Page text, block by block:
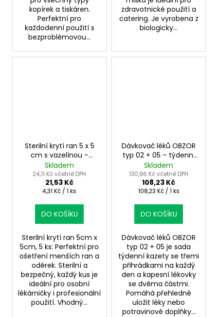
kopírek a tiskáren.
Perfektní pro
každodenní použití s
bezproblémovou...
zdravotnické použití a
catering. Je vyrobena z
biologicky...
Sterilní krytí ran 5 x 5
cm s vazelínou –
šetrné ošetření
Skladem
24,11 Kč včetně DPH
21,53 Kč
Měrná
4,31 Kč / 1 ks
DO KOŠÍKU
Sterilní krytí ran 5cm x
5cm, 5 ks: Perfektní pro
ošetření menších ran a
oděrek. Sterilní a
bezpečný, každý kus je
ideální pro osobní
lékárničky i profesionální
použití. Vhodný...
Dávkovač léků OBZOR
typ 02 + 05 – týdenní
a kapesní sada
Skladem
130,96 Kč včetně DPH
108,23 Kč
Měrná
108,23 Kč / 1 ks
DO KOŠÍKU
Dávkovač léků OBZOR
typ 02 + 05 je sada
týdenní kazety se třemi
přihrádkami na každý
den a kapesní lékovky
se dvěma částmi.
Pomáhá přehledně
uložit léky nebo
potravinové doplňky...